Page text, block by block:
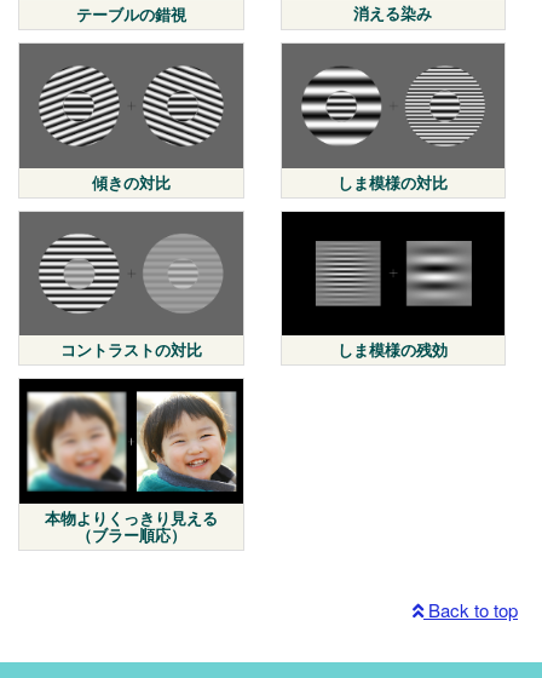
テーブルの錯視 消える染み
傾きの対比 しま模様の対比
コントラストの対比 しま模様の残効
本物よりくっきり見える
（ブラー順応）
Back to top